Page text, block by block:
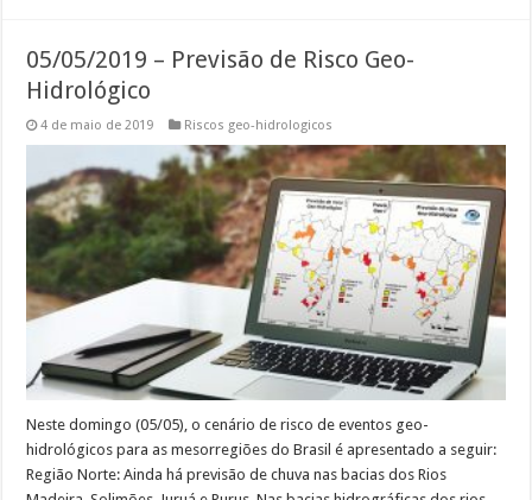
05/05/2019 – Previsão de Risco Geo-
Hidrológico
4 de maio de 2019 Riscos geo-hidrologicos
Neste domingo (05/05), o cenário de risco de eventos geo-
hidrológicos para as mesorregiões do Brasil é apresentado a seguir:
Região Norte: Ainda há previsão de chuva nas bacias dos Rios